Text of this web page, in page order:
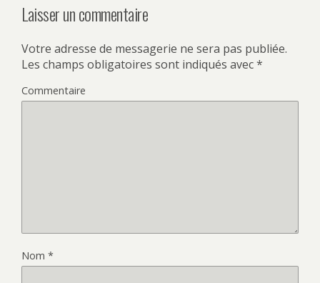
Laisser un commentaire
Votre adresse de messagerie ne sera pas publiée.
Les champs obligatoires sont indiqués avec*
Commentaire
Nom *